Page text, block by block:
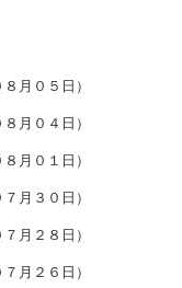
月０５日）
月０４日）
月０１日）
月３０日）
月２８日）
月２６日）